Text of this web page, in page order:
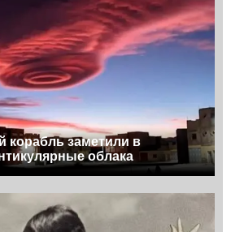
корабль заметили в
облака